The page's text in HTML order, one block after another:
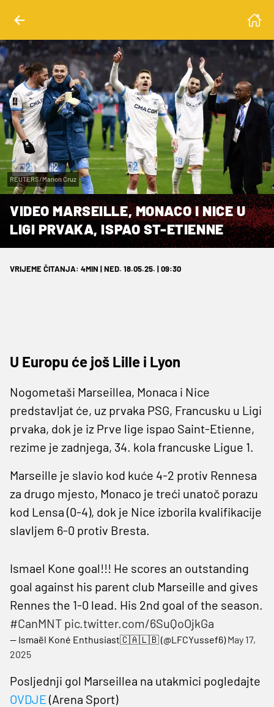
REUTERS/Manon Cruz
VIDEO MARSEILLE, MONACO I NICE U
LIGI PRVAKA, ISPAO ST-ETIENNE
VRIJEME ČITANJA: 4MIN | NED. 18.05.25. | 09:30
U Europu će još Lille i Lyon
Nogometaši Marseillea, Monaca i Nice
predstavljat će, uz prvaka PSG, Francusku u Ligi
prvaka, dok je iz Prve lige ispao Saint-Etienne,
rezime je zadnjega, 34. kola francuske Ligue 1.
Marseille je slavio kod kuće 4-2 protiv Rennesa
za drugo mjesto, Monaco je treći unatoč porazu
kod Lensa (0-4), dok je Nice izborila kvalifikacije
slavljem 6-0 protiv Bresta.
Ismael Kone goal!!! He scores an outstanding
goal against his parent club Marseille and gives
Rennes the 1-0 lead. His 2nd goal of the season.
#CanMNT pic.twitter.com/6SuQoOjkGa
— Ismaël Koné Enthusiast🇨🇦🇱🇧 (@LFCYussef6)May 17,
2025
Posljednji gol Marseillea na utakmici pogledajte
OVDJE (Arena Sport)